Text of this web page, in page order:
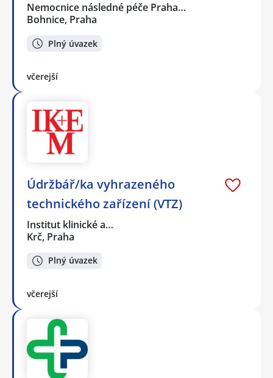
Nemocnice následné péče Praha…
Bohnice, Praha
Plný úvazek
včerejší
Údržbář/ka vyhrazeného
technického zařízení (VTZ)
Institut klinické a…
Krč, Praha
Plný úvazek
včerejší